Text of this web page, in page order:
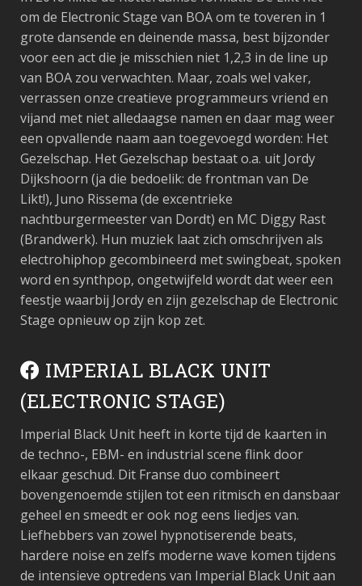
om de Electronic Stage van BOA om te toveren in 1
grote dansende en deinende massa, best bijzonder
voor een act die je misschien niet 1,2,3 in de line up
van BOA zou verwachten. Maar, zoals wel vaker,
verrassen onze creatieve programmeurs vriend en
vijand met niet alledaagse namen en daar mag weer
een opvallende naam aan toegevoegd worden: Het
Gezelschap. Het Gezelschap bestaat o.a. uit Jordy
Dijkshoorn (ja die bedoelik: de frontman van De
Likt!), Juno Rissema (de excentrieke
nachtburgermeester van Dordt) en MC Diggy Rast
(Brandwerk). Hun muziek laat zich omschrijven als
electrohiphop gecombineerd met swingbeat, spoken
word en synthpop, ongetwijfeld wordt dat weer een
feestje waarbij Jordy en zijn gezelschap de Electronic
Stage opnieuw op zijn kop zet.
IMPERIAL BLACK UNIT
(ELECTRONIC STAGE)
Imperial Black Unit heeft in korte tijd de kaarten in
de techno-, EBM- en industrial scene flink door
elkaar geschud. Dit Franse duo combineert
bovengenoemde stijlen tot een ritmisch en dansbaar
geheel en smeedt er ook nog eens liedjes van.
Liefhebbers van zowel hypnotiserende beats,
hardere noise en zelfs moderne wave komen tijdens
de intensieve optredens van Imperial Black Unit aan